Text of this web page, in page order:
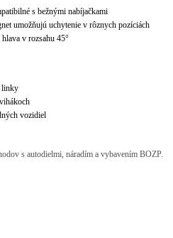
s bežnými nabíjačkami
umožňujú uchytenie v rôznych pozíciách
v rozsahu 45°
linky
vozidiel
s autodielmi, náradím a vybavením BOZP.